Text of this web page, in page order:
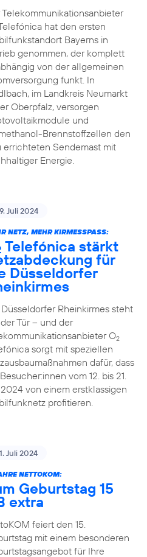
Telekommunikationsanbieter
hat den ersten
Bayerns in
genommen, der komplett
von der allgemeinen
funkt. In
im Landkreis Neumarkt
Oberpfalz, versorgen
und
Brennstoffzellen den
errichteten Sendemast mit
Energie.
Juli 2024
NETZ, MEHR KIRMESSPASS:
Telefónica stärkt
für
Düsseldorfer
Rheinkirmes steht
Tür – und der
O2
sorgt mit speziellen
dafür, dass
vom 12. bis 21.
von einem erstklassigen
profitieren.
Juli 2024
NETTOKOM:
Geburtstag 15
extra
feiert den 15.
mit einem besonderen
für Ihre